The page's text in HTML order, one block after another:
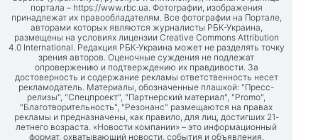
портала – https://www.rbc.ua. Фотографии, изображения
принадлежат их правообладателям. Все фотографии на Портале,
авторами которых являются журналисты РБК-Украина,
размещены на условиях лицензии Creative Commons Attribution
4.0 International. Редакция РБК-Украина может не разделять точку
зрения авторов. Оценочные суждения не подлежат
опровержению и подтверждению их правдивости. За
достоверность и содержание рекламы ответственность несет
рекламодатель. Материалы, обозначенные плашкой: "Пресс-
релизы", "Спецпроект", "Партнерский материал", "Promo",
"Благотворительность", "Резонанс" размещаются на правах
рекламы и предназначены, как правило, для лиц, достигших 21-
летнего возраста. «Новости компании» – это информационный
формат, охватывающий новости, события и объявления,